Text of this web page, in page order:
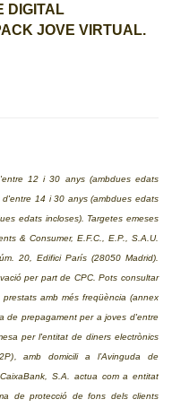
DIGITAL
JOVE VIRTUAL.
12 i 30 anys (ambdues edats
14 i 30 anys (ambdues edats
edats incloses). Targetes emeses
& Consumer, E.F.C., E.P., S.A.U.
20, Edifici París (28050 Madrid).
per part de CPC. Pots consultar
amb més freqüència (annex
de prepagament per a joves d'entre
per l'entitat de diners electrònics
amb domicili a l’Avinguda de
CaixaBank, S.A. actua com a entitat
de protecció de fons dels clients